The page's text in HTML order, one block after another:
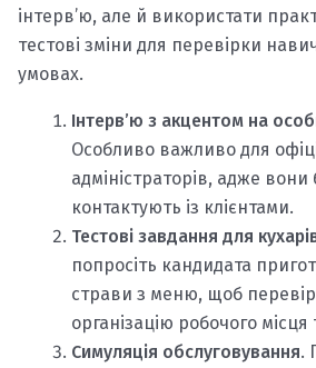
інтерв’ю, але й використати
тестові зміни для перевірки
умовах.
Інтерв’ю з акцентом на
Особливо важливо для
адміністраторів, адже
контактують із клієнтами.
Тестові завдання для
попросіть кандидата
страви з меню, щоб
організацію робочого
Симуляція обслуговування.